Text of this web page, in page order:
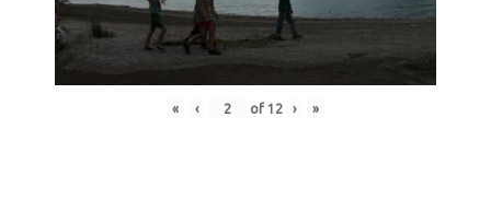
« ‹ of 12 › »